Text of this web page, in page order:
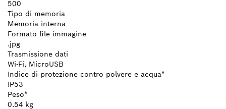
500
Tipo di memoria
Memoria interna
Formato file immagine
.jpg
Trasmissione dati
Wi-Fi, MicroUSB
Indice di protezione contro polvere e acqua*
IP53
Peso*
0.54 kg